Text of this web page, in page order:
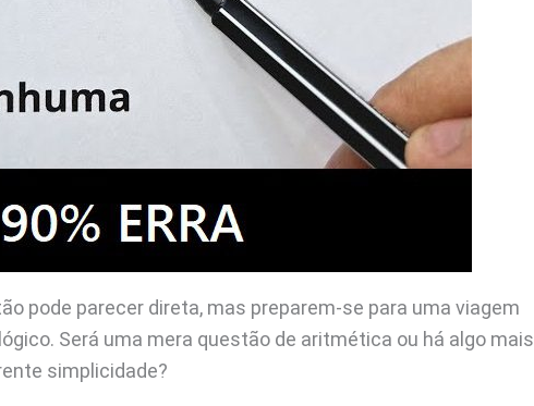
pode parecer direta, mas preparem-se para uma viagem
Será uma mera questão de aritmética ou há algo mais
simplicidade?